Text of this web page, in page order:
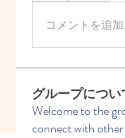
コメントを追
グループについ
Welcome to the
connect with